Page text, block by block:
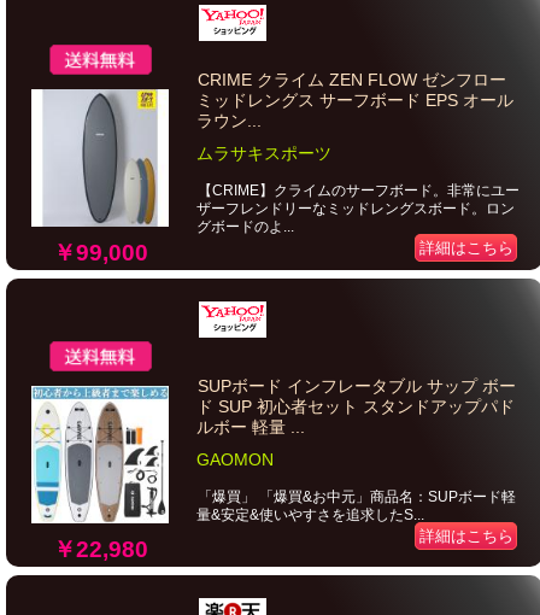
￥99,000
CRIME クライム ZEN FLOW ゼンフロー
ミッドレングス サーフボード EPS オール
ラウン...
ムラサキスポーツ
【CRIME】クライムのサーフボード。非常にユー
ザーフレンドリーなミッドレングスボード。ロン
グボードのよ...
詳細はこちら
￥22,980
SUPボード インフレータブル サップ ボー
ド SUP 初心者セット スタンドアップパド
ルボー 軽量 ...
GAOMON
「爆買」 「爆買&お中元」商品名：SUPボード軽
量&安定&使いやすさを追求したS...
詳細はこちら